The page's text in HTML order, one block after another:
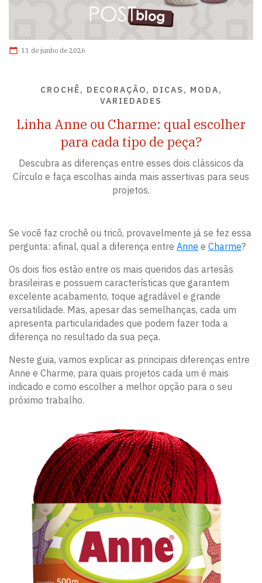
11 de junho de 2026
CROCHÊ, DECORAÇÃO, DICAS, MODA,
VARIEDADES
Linha Anne ou Charme: qual escolher
para cada tipo de peça?
Descubra as diferenças entre esses dois clássicos da
Círculo e faça escolhas ainda mais assertivas para seus
projetos.
Se você faz crochê ou tricô, provavelmente já se fez essa
pergunta: afinal, qual a diferença entre Anne e Charme?
Os dois fios estão entre os mais queridos das artesãs
brasileiras e possuem características que garantem
excelente acabamento, toque agradável e grande
versatilidade. Mas, apesar das semelhanças, cada um
apresenta particularidades que podem fazer toda a
diferença no resultado da sua peça.
Neste guia, vamos explicar as principais diferenças entre
Anne e Charme, para quais projetos cada um é mais
indicado e como escolher a melhor opção para o seu
próximo trabalho.